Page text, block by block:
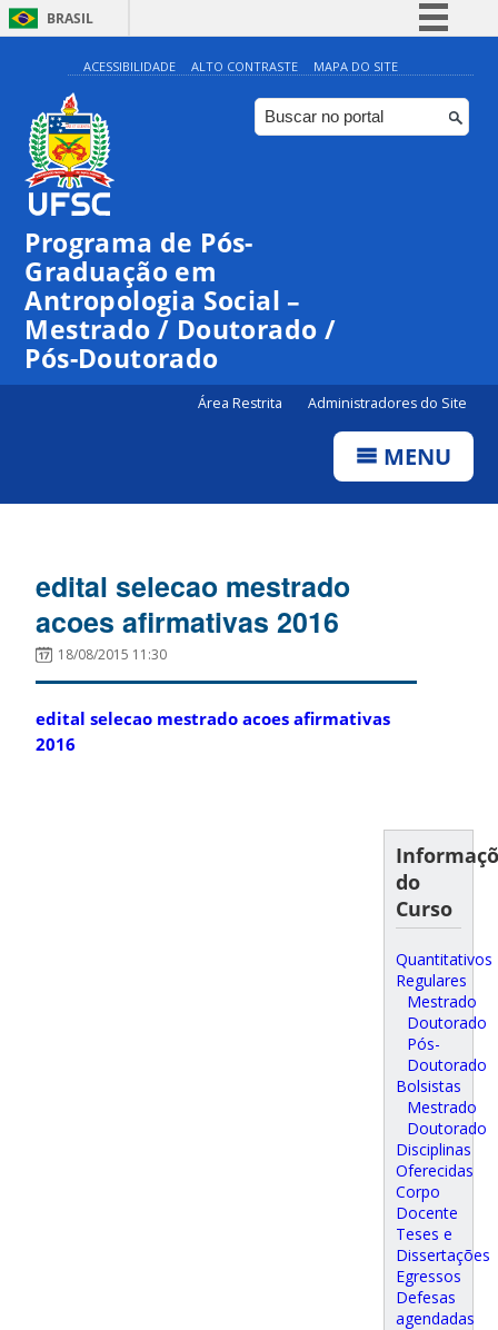
BRASIL
Simplifique!
Comunica BR
Participe
ACESSIBILIDADE ALTO CONTRASTE MAPA DO SITE
Programa de Pós-
Graduação em
Antropologia Social –
Mestrado / Doutorado /
Pós-Doutorado
Área Restrita Administradores do Site
MENU
edital selecao mestrado
acoes afirmativas 2016
18/08/2015 11:30
edital selecao mestrado acoes afirmativas
2016
do
Curso
Quantitativos
Regulares
Mestrado
Doutorado
Pós-
Doutorado
Bolsistas
Mestrado
Doutorado
Disciplinas
Oferecidas
Corpo
Docente
Teses e
Dissertações
Egressos
Defesas
agendadas